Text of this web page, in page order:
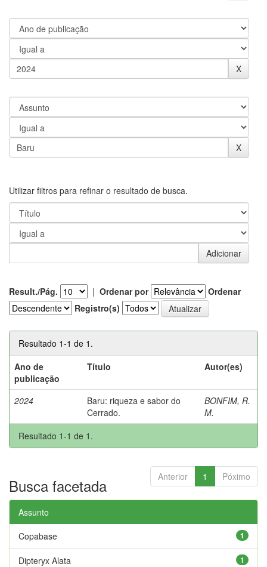
Utilizar filtros para refinar o resultado de busca.
Result./Pág. | Ordenar por
Ordenar
Registro(s)
Resultado 1-1 de 1.
Ano de
publicação
Título Autor(es)
2024
Baru: riqueza e sabor do
Cerrado.
BONFIM, R.
M.
Resultado 1-1 de 1.
Anterior 1 Póximo
Busca facetada
Assunto
1
Copabase
1
Dipteryx Alata